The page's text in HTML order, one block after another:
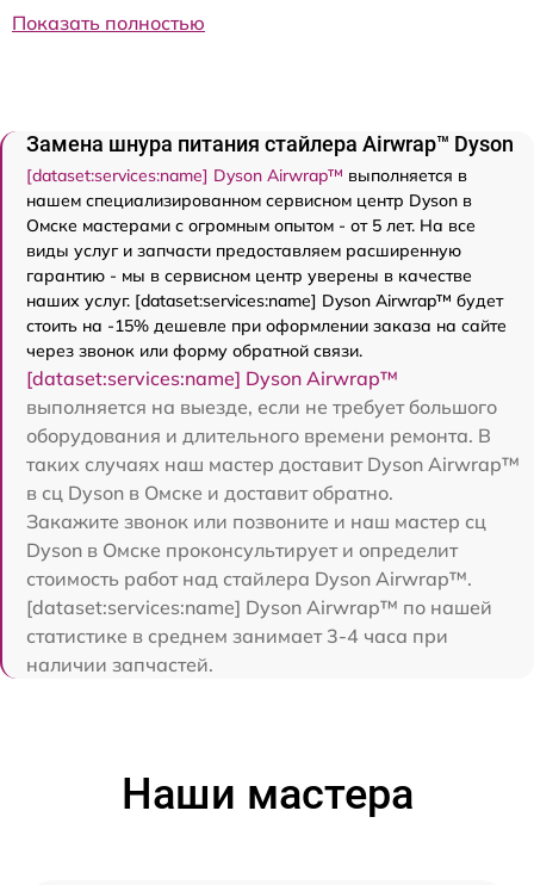
Показать полностью
Замена шнура питания стайлера Airwrap™ Dyson
[dataset:services:name] Dyson Airwrap™ выполняется в
нашем специализированном сервисном центр Dyson в
Омске мастерами с огромным опытом - от 5 лет. На все
виды услуг и запчасти предоставляем расширенную
гарантию - мы в сервисном центр уверены в качестве
наших услуг. [dataset:services:name] Dyson Airwrap™ будет
стоить на -15% дешевле при оформлении заказа на сайте
через звонок или форму обратной связи.
[dataset:services:name] Dyson Airwrap™
выполняется на выезде, если не требует большого
оборудования и длительного времени ремонта. В
таких случаях наш мастер доставит Dyson Airwrap™
в сц Dyson в Омске и доставит обратно.
Закажите звонок или позвоните и наш мастер сц
Dyson в Омске проконсультирует и определит
стоимость работ над стайлера Dyson Airwrap™.
[dataset:services:name] Dyson Airwrap™ по нашей
статистике в среднем занимает 3-4 часа при
наличии запчастей.
Наши мастера